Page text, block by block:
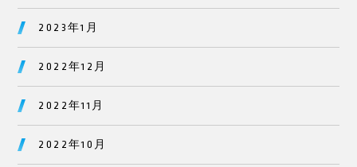
2023年1月
2022年12月
2022年11月
2022年10月